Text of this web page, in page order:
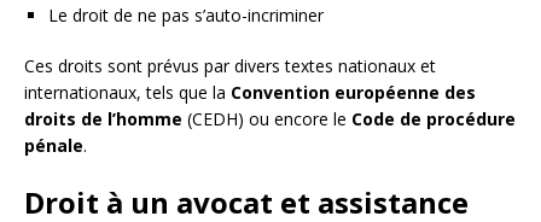
Le droit de ne pas s’auto-incriminer
Ces droits sont prévus par divers textes nationaux et
internationaux, tels que la Convention européenne des
droits de l’homme (CEDH) ou encore le Code de procédure
pénale.
Droit à un avocat et assistance